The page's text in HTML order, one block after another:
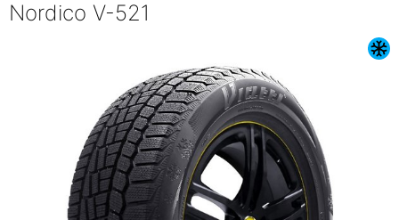
Nordico V-521